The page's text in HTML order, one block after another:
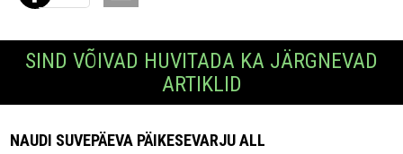
SIND VÕIVAD HUVITADA KA JÄRGNEVAD
ARTIKLID
NAUDI SUVEPÄEVA PÄIKESEVARJU ALL